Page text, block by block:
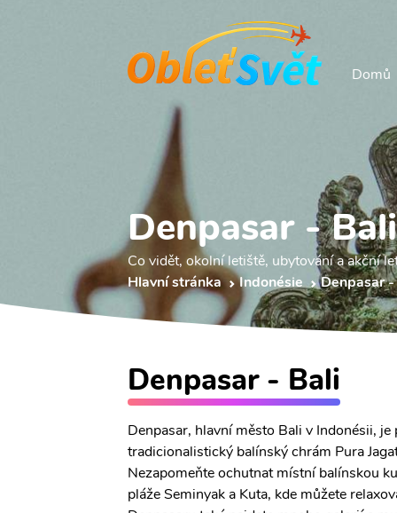
Domů
Denpasar -
Co vidět, okolní letiště, ubytování a akční
Hlavní stránka
Indonésie Denpasar
Denpasar - Bali
Denpasar, hlavní město Bali v Indonésii,
tradicionalistický balínský chrám Pura
Nezapomeňte ochutnat místní balínskou
pláže Seminyak a Kuta, kde můžete